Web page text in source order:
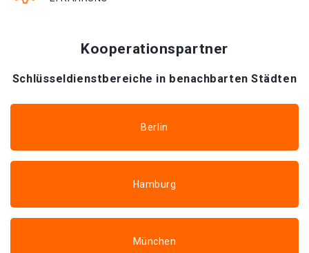
Kooperationspartner
Schlüsseldienstbereiche in benachbarten Städten
Berlin
Hamburg
München